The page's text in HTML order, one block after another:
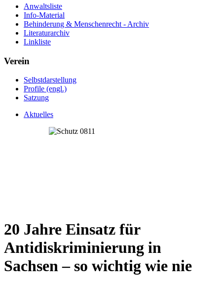
Anwaltsliste
Info-Material
Behinderung & Menschenrecht - Archiv
Literaturarchiv
Linkliste
Verein
Selbstdarstellung
Profile (engl.)
Satzung
Aktuelles
20 Jahre Einsatz für
Antidiskriminierung in
Sachsen – so wichtig wie nie